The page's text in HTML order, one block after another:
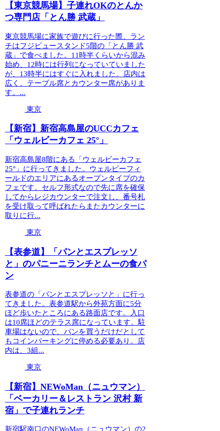
【東京競馬場】子連れOKのとんか
つ専門店「とん勝 武蔵」
東京競馬場に家族で遊びに行った際、ラン
チはフジビュースタンド5階の「とん勝 武
蔵」で食べました。11時半くらいから混み
始め、12時には行列になっていていました
が、13時半にはすぐに入れました。店内は
広く、テーブル席とカウンター席がありま
す。...
東京
【新宿】新宿高島屋のUCCカフェ
「ウェルビーカフェ 25°」
新宿高島屋8階にある「ウェルビーカフェ
25°」に行ってきました。ウェルビーフィ
ールドのエリアにあるオープンタイプのカ
フェです。セルフ形式なので先に席を確保
してからレジカウンターで注文し、番号札
を受け取って呼ばれたらまたカウンターに
取りに行...
東京
【表参道】「パンとエスプレッソ
と」のパニーニランチとムーの食パ
ン
表参道の「パンとエスプレッソと」に行っ
てきました。表参道駅から外苑方面に5分
ほど歩いたところにある路面店です。入口
は10席ほどのテラス席になっています。駐
車場はないので、パンを買うだけだとして
もコインパーキングに停める必要あり。店
内は、3組...
東京
【新宿】NEWoMan（ニュウマン）
「ベーカリー＆レストラン 沢村 新
宿」で子連れランチ
新宿駅南口のNEWoMan（ニュウマン）の2